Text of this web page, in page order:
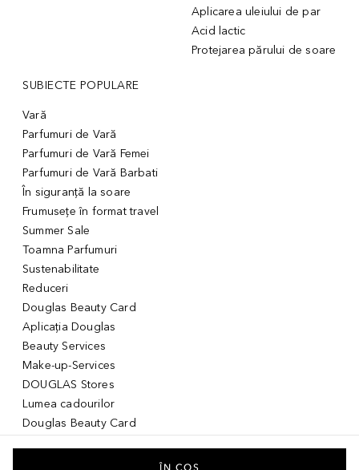
Aplicarea uleiului de par
Acid lactic
Protejarea părului de soare
SUBIECTE POPULARE
Vară
Parfumuri de Vară
Parfumuri de Vară Femei
Parfumuri de Vară Barbati
În siguranță la soare
Frumusețe în format travel
Summer Sale
Toamna Parfumuri
Sustenabilitate
Reduceri
Douglas Beauty Card
Aplicația Douglas
Beauty Services
Make-up-Services
DOUGLAS Stores
Lumea cadourilor
Douglas Beauty Card
ÎN COȘ